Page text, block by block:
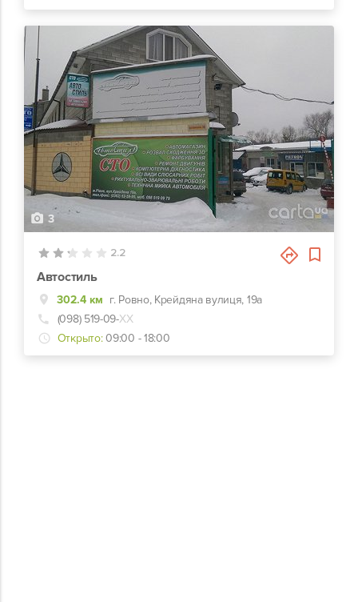
3
2.2
Автостиль
302.4 км г. Ровно, Крейдяна вулиця, 19а
(098) 519-09-ХХ
Открыто: 09:00 - 18:00